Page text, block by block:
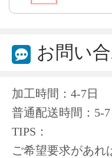
お問い
加工時間：4-7日
普通配送時間：5-7
TIPS：
ご希望要求があれ